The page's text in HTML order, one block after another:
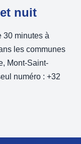
nuit
30 minutes à
les communes
Mont-Saint-
numéro : +32